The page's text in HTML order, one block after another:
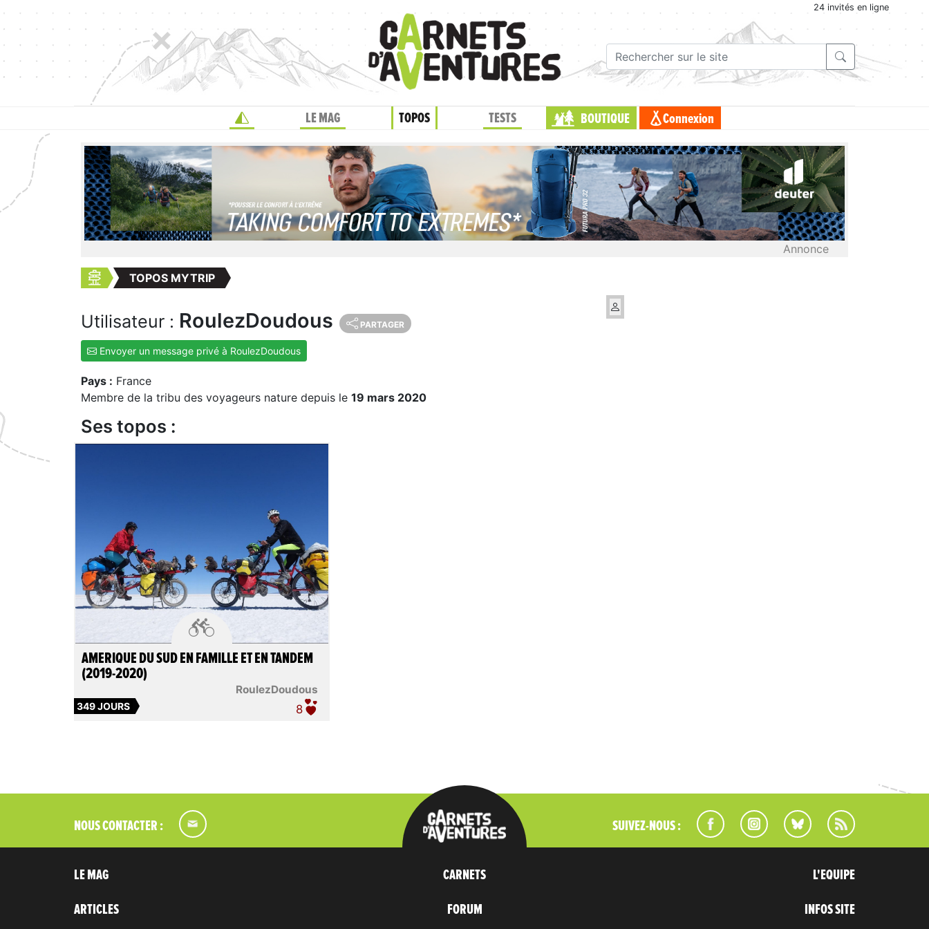
24 invités en ligne
LE MAG TOPOS TESTS BOUTIQUE Connexion
Annonce
TOPOS MYTRIP
Utilisateur : RoulezDoudous PARTAGER
Envoyer un message privé à RoulezDoudous
Pays : France
Membre de la tribu des voyageurs nature depuis le 19 mars 2020
Ses topos :

RoulezDoudous
AMERIQUE DU SUD EN FAMILLE ET EN TANDEM
(2019-2020)
349 JOURS 8
NOUS CONTACTER : SUIVEZ-NOUS :
LE MAG
ARTICLES
CARNETS
FORUM
L'EQUIPE
INFOS SITE